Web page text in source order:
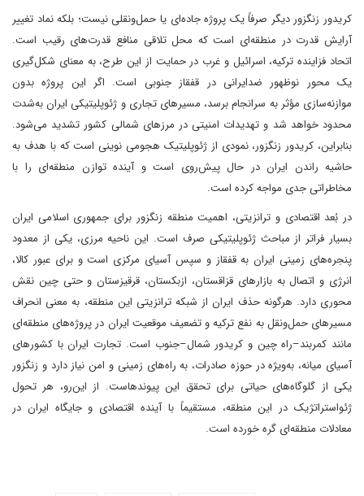
کریدور زنگزور دیگر صرفاً یک پروژه جاده‌ای یا حمل‌ونقلی نیست؛ بلکه نماد تغییر
آرایش قدرت در منطقه‌ای است که محل تلاقی منافع قدرت‌های رقیب است.
اتحاد فزاینده ترکیه، اسرائیل و غرب در حمایت از این طرح، به معنای شکل‌گیری
یک محور نوظهور ضدایرانی در قفقاز جنوبی است. اگر این پروژه بدون
موازنه‌سازی مؤثر به سرانجام برسد، مسیرهای تجاری و ژئوپلیتیکی ایران به‌شدت
محدود خواهد شد و تهدیدات امنیتی در مرزهای شمالی کشور تشدید می‌شود.
بنابراین، کریدور زنگزور، نمودی از ژئوپلیتیک هجومی نوینی است که با هدف به
حاشیه راندن ایران در حال پیش‌روی است و آینده توازن منطقه‌ای را با
مخاطراتی جدی مواجه کرده است.
در بُعد اقتصادی و ترانزیتی، اهمیت منطقه زنگزور برای جمهوری اسلامی ایران
بسیار فراتر از مباحث ژئوپلیتیکی صرف است. این ناحیه مرزی، یکی از معدود
پنجره‌های زمینی ایران به قفقاز و سپس آسیای مرکزی است و برای عبور کالا،
انرژی و اتصال به بازارهای قزاقستان، ازبکستان، قرقیزستان و حتی چین نقش
محوری دارد. هرگونه حذف ایران از شبکه ترانزیتی این منطقه، به معنی انحراف
مسیرهای حمل‌ونقل به نفع ترکیه و تضعیف موقعیت ایران در پروژه‌های منطقه‌ای
مانند کمربند–راه چین و کریدور شمال–جنوب است. تجارت ایران با کشورهای
آسیای میانه، به‌ویژه در حوزه صادرات، به راه‌های زمینی و امن نیاز دارد و زنگزور
یکی از گلوگاه‌های حیاتی برای تحقق این پیوندهاست. از این‌رو، هر تحول
ژئواستراتژیک در این منطقه، مستقیماً با آینده اقتصادی و جایگاه ایران در
معادلات منطقه‌ای گره خورده است.